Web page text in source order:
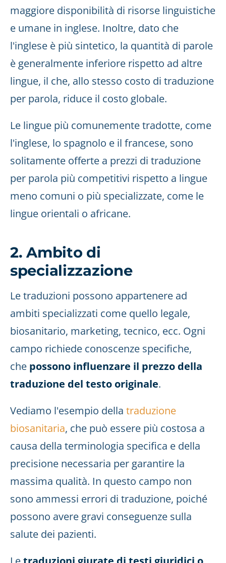
maggiore disponibilità di risorse linguistiche
e umane in inglese. Inoltre, dato che
l'inglese è più sintetico, la quantità di parole
è generalmente inferiore rispetto ad altre
lingue, il che, allo stesso costo di traduzione
per parola, riduce il costo globale.
Le lingue più comunemente tradotte, come
l'inglese, lo spagnolo e il francese, sono
solitamente offerte a prezzi di traduzione
per parola più competitivi rispetto a lingue
meno comuni o più specializzate, come le
lingue orientali o africane.
2. Ambito di
specializzazione
Le traduzioni possono appartenere ad
ambiti specializzati come quello legale,
biosanitario, marketing, tecnico, ecc. Ogni
campo richiede conoscenze specifiche,
che possono influenzare il prezzo della
traduzione del testo originale.
Vediamo l'esempio della traduzione
biosanitaria, che può essere più costosa a
causa della terminologia specifica e della
precisione necessaria per garantire la
massima qualità. In questo campo non
sono ammessi errori di traduzione, poiché
possono avere gravi conseguenze sulla
salute dei pazienti.